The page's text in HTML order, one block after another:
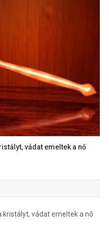
vádat emeltek a nő
kristályt, vádat emeltek a nő